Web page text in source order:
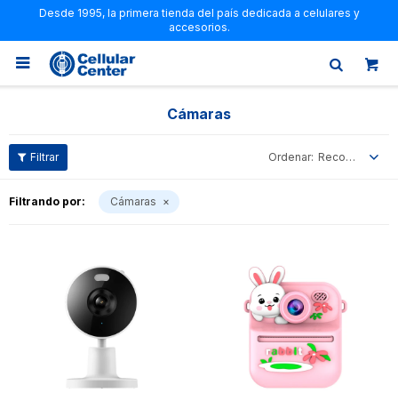
Desde 1995, la primera tienda del país dedicada a celulares y
accesorios.

Cámaras
Recomendados
Filtrando por: Cámaras